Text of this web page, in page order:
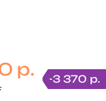
р. -3 370 р.